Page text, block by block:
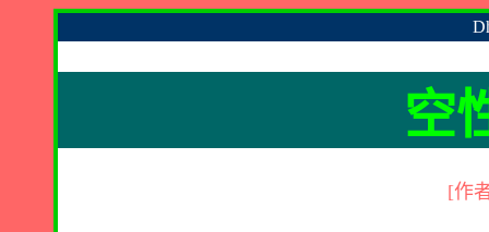
空
[作